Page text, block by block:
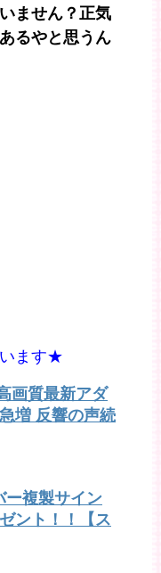
ません？正気
るやと思うん
ます★
画質最新アダ
増 反響の声続
ー複製サイン
ント！！【ス